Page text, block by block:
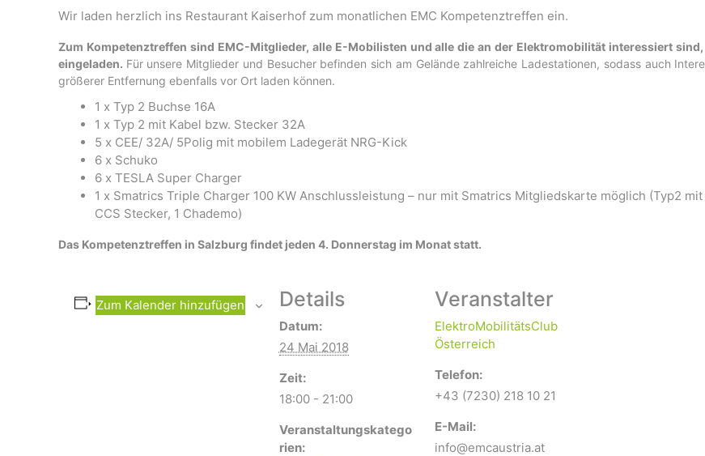
Wir laden herzlich ins Restaurant Kaiserhof zum monatlichen EMC Kompetenztreffen ein.
Zum Kompetenztreffen sind EMC-Mitglieder, alle E-Mobilisten und alle die an der Elektromobilität interessiert
eingeladen. Für unsere Mitglieder und Besucher befinden sich am Gelände zahlreiche Ladestationen, sodass auch
größerer Entfernung ebenfalls vor Ort laden können.
1 x Typ 2 Buchse 16A
1 x Typ 2 mit Kabel bzw. Stecker 32A
5 x CEE/ 32A/ 5Polig mit mobilem Ladegerät NRG-Kick
6 x Schuko
6 x TESLA Super Charger
1 x Smatrics Triple Charger 100 KW Anschlussleistung – nur mit Smatrics Mitgliedskarte möglich (Typ2 mit
CCS Stecker, 1 Chademo)
Das Kompetenztreffen in Salzburg findet jeden 4. Donnerstag im Monat statt.
Zum Kalender hinzufügen Details
Datum:
24 Mai 2018
Zeit:
18:00 - 21:00
Veranstaltungskatego
rien:
Veranstalter
ElektroMobilitätsClub
Österreich
Telefon:
+43 (7230) 218 10 21
E-Mail:
info@emcaustria.at